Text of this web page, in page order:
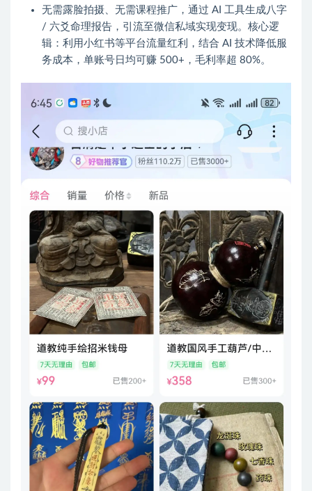
无需露脸拍摄、无需课程推广，通过 AI 工具生成八字
/ 六爻命理报告，引流至微信私域实现变现。核心逻
辑：利用小红书等平台流量红利，结合 AI 技术降低服
务成本，单账号日均可赚 500+，毛利率超 80%。